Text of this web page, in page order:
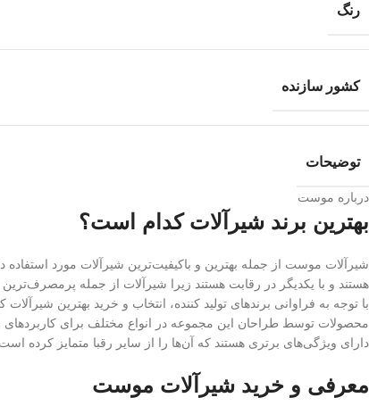
رنگ
کشور سازنده
توضیحات
درباره موست
بهترین برند شیرآلات کدام است؟
شیرآلات موست از جمله بهترین و باکیفیت‌ترین شیرآلات مورد
هستند و با یکدیگر در رقابت هستند زیرا شیرآلات از جمله
با توجه به فراوانی برندهای تولید کننده، انتخاب و خرید بهترین
محصولات توسط طراحان این مجموعه در انواع مختلف برای
دارای ویژگی‌های برتری هستند که آن‌ها را از سایر رقبا متمایز کرده
معرفی و خرید شیرآلات موست